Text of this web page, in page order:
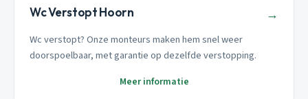
Wc Verstopt Hoorn →
Wc verstopt? Onze monteurs maken hem snel weer
doorspoelbaar, met garantie op dezelfde verstopping.
Meer informatie